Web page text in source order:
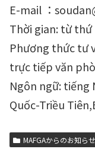
E-mail ：
Thời gian: từ thứ
Phương thức tư
trực tiếp văn
Ngôn ngữ: tiếng
Quốc-Triều
MAFGAからのお知らせ